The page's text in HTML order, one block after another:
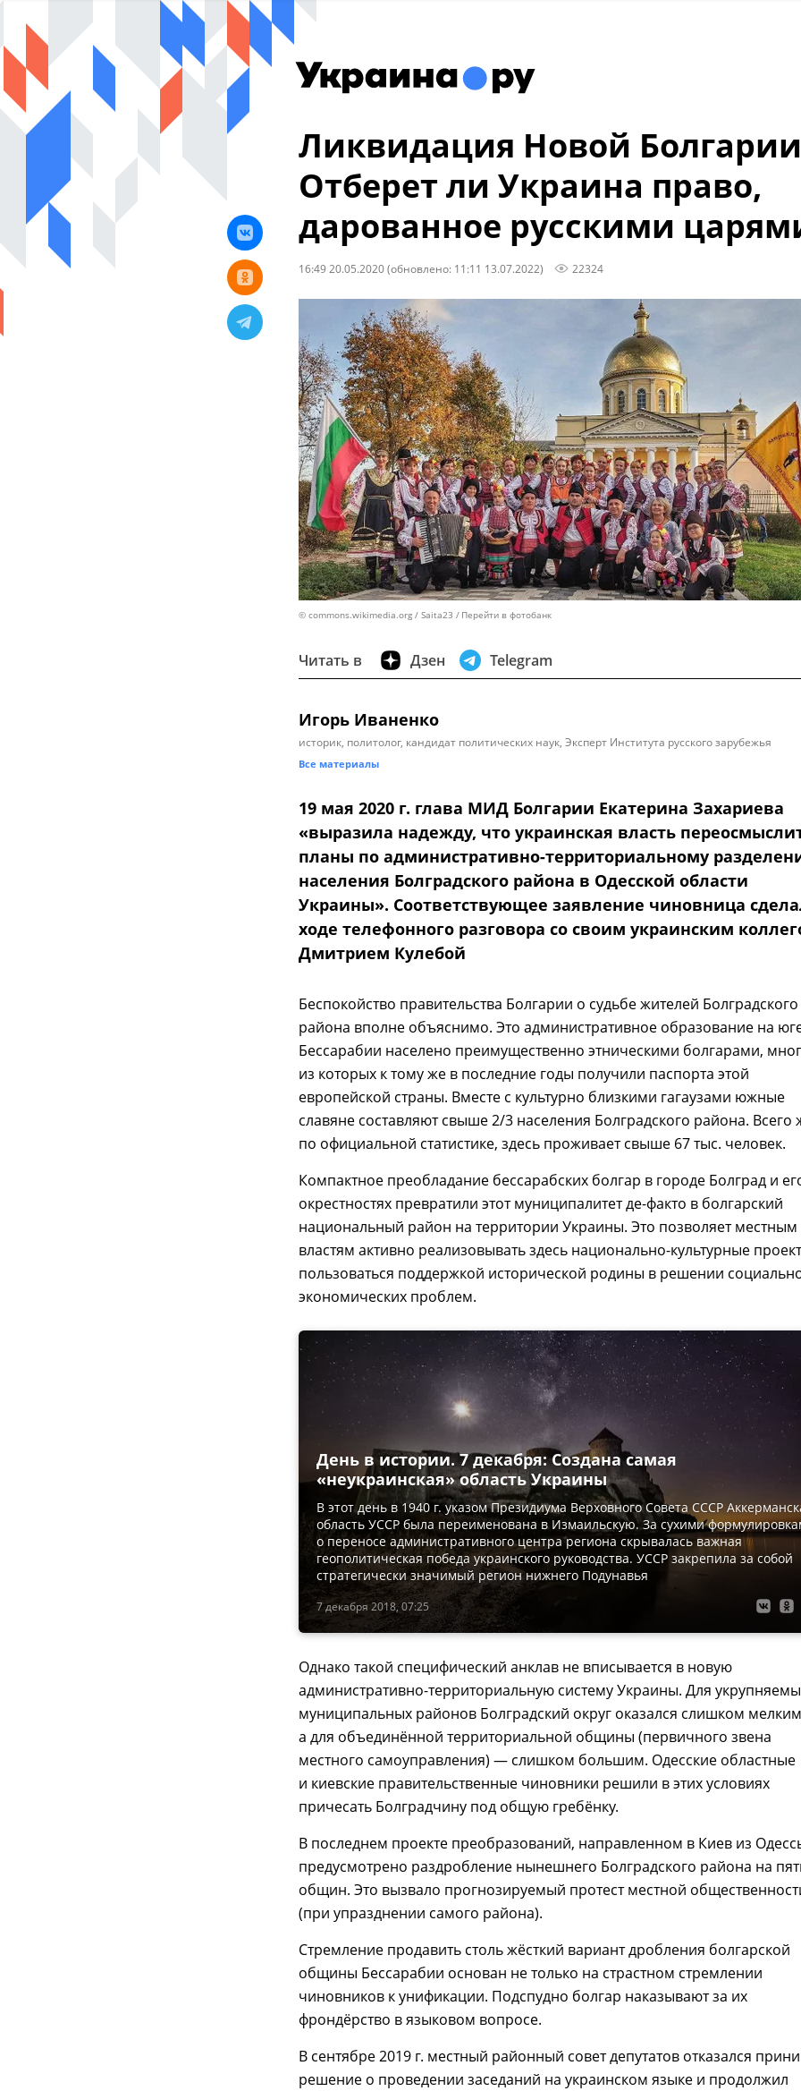
Ликвидация Новой
Отберет ли Украина право,
дарованное русскими
16:49 20.05.2020(обновлено: 11:11 13.07.2022) 22324
© commons.wikimedia.org / Saita23 Перейти в фотобанк
Читать в Дзен Telegram
Игорь Иваненко
историк, политолог, кандидат политических наук, Эксперт Института русского зарубежья
Все материалы
19 мая 2020 г. глава МИД Болгарии Екатерина Захариева
«выразила надежду, что украинская власть
планы по административно-территориальному
населения Болградского района в Одесской области
Украины». Соответствующее заявление чиновница
ходе телефонного разговора со своим украинским
Дмитрием Кулебой
Беспокойство правительства Болгарии о судьбе жителей Болградского
района вполне объяснимо. Это административное образование на
Бессарабии населено преимущественно этническими болгарами,
из которых к тому же в последние годы получили паспорта этой
европейской страны. Вместе с культурно близкими гагаузами южные
славяне составляют свыше 2/3 населения Болградского района. Всего
по официальной статистике, здесь проживает свыше 67 тыс. человек.
Компактное преобладание бессарабских болгар в городе Болград и
окрестностях превратили этот муниципалитет де-факто в болгарский
национальный район на территории Украины. Это позволяет местным
властям активно реализовывать здесь национально-культурные
пользоваться поддержкой исторической родины в решении
экономических проблем.
7 декабря 2018, 07:25
День в истории. 7 декабря: Создана самая
«неукраинская» область Украины
В этот день в 1940 г. указом Президиума Верховного Совета СССР
область УССР была переименована в Измаильскую. За сухими
о переносе административного центра региона скрывалась важная
геополитическая победа украинского руководства. УССР закрепила за собой
стратегически значимый регион нижнего Подунавья
Однако такой специфический анклав не вписывается в новую
административно-территориальную систему Украины. Для
муниципальных районов Болградский округ оказался слишком
а для объединённой территориальной общины (первичного звена
местного самоуправления) — слишком большим. Одесские областные
и киевские правительственные чиновники решили в этих условиях
причесать Болградчину под общую гребёнку.
В последнем проекте преобразований, направленном в Киев из
предусмотрено раздробление нынешнего Болградского района на
общин. Это вызвало прогнозируемый протест местной
(при упразднении самого района).
Стремление продавить столь жёсткий вариант дробления болгарской
общины Бессарабии основан не только на страстном стремлении
чиновников к унификации. Подспудно болгар наказывают за их
фрондёрство в языковом вопросе.
В сентябре 2019 г. местный районный совет депутатов отказался
решение о проведении заседаний на украинском языке и продолжил